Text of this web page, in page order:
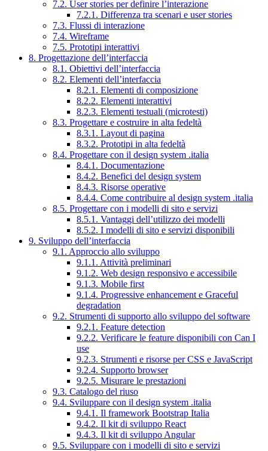
7.2. User stories per definire l’interazione
7.2.1. Differenza tra scenari e user stories
7.3. Flussi di interazione
7.4. Wireframe
7.5. Prototipi interattivi
8. Progettazione dell’interfaccia
8.1. Obiettivi dell’interfaccia
8.2. Elementi dell’interfaccia
8.2.1. Elementi di composizione
8.2.2. Elementi interattivi
8.2.3. Elementi testuali (microtesti)
8.3. Progettare e costruire in alta fedeltà
8.3.1. Layout di pagina
8.3.2. Prototipi in alta fedeltà
8.4. Progettare con il design system .italia
8.4.1. Documentazione
8.4.2. Benefici del design system
8.4.3. Risorse operative
8.4.4. Come contribuire al design system .italia
8.5. Progettare con i modelli di sito e servizi
8.5.1. Vantaggi dell’utilizzo dei modelli
8.5.2. I modelli di sito e servizi disponibili
9. Sviluppo dell’interfaccia
9.1. Approccio allo sviluppo
9.1.1. Attività preliminari
9.1.2. Web design responsivo e accessibile
9.1.3. Mobile first
9.1.4. Progressive enhancement e Graceful
degradation
9.2. Strumenti di supporto allo sviluppo del software
9.2.1. Feature detection
9.2.2. Verificare le feature disponibili con Can I
use
9.2.3. Strumenti e risorse per CSS e JavaScript
9.2.4. Supporto browser
9.2.5. Misurare le prestazioni
9.3. Catalogo del riuso
9.4. Sviluppare con il design system .italia
9.4.1. Il framework Bootstrap Italia
9.4.2. Il kit di sviluppo React
9.4.3. Il kit di sviluppo Angular
9.5. Sviluppare con i modelli di sito e servizi